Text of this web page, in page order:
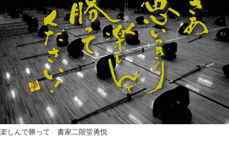
楽しんで勝って 書家二階堂勇悦